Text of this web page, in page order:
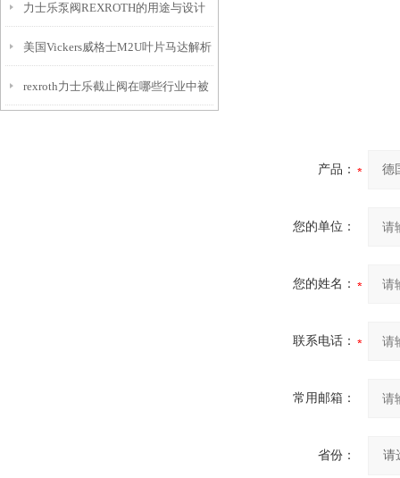
方法
力士乐泵阀REXROTH的用途与设计
特点
美国Vickers威格士M2U叶片马达解析
rexroth力士乐截止阀在哪些行业中被
产品：
您的单位：
您的姓名：
联系电话：
常用邮箱：
省份：